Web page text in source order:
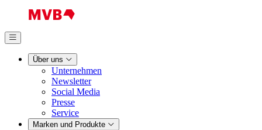
Über uns
Unternehmen
Newsletter
Social Media
Presse
Service
Marken und Produkte